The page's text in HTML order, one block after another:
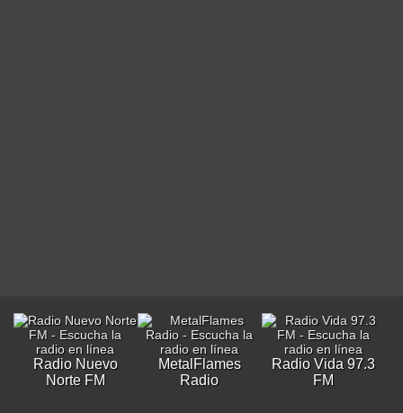
Radio Nuevo
Norte FM
MetalFlames
Radio
Radio Vida 97.3
FM